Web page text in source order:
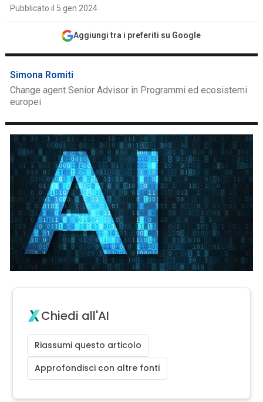
Pubblicato il 5 gen 2024
Aggiungi tra i preferiti su Google
Simona Romiti
Change agent Senior Advisor in Programmi ed ecosistemi
europei
Chiedi all'AI
Riassumi questo articolo
Approfondisci con altre fonti